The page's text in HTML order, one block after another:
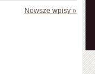
Nowsze wpisy »